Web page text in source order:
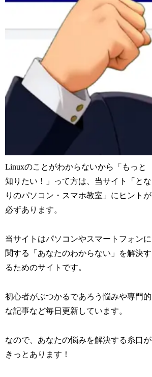
Linuxのことがわからないから「もっと
知りたい！」って方は、当サイト「とな
りのパソコン・スマホ教室」にヒントが
必ずあります。
当サイトはパソコンやスマートフォンに
関する「あなたのわからない」を解決す
るためのサイトです。
初心者がぶつかるであろう悩みや専門的
な記事など毎日更新しています。
なので、あなたの悩みを解決する糸口が
きっとあります！